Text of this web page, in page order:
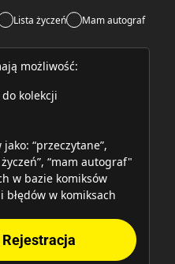
Lista życzeń Mam autograf
możliwość:
kolekcji
“przeczytane”,
“mam autograf"
w bazie komiksów
błędów w komiksach